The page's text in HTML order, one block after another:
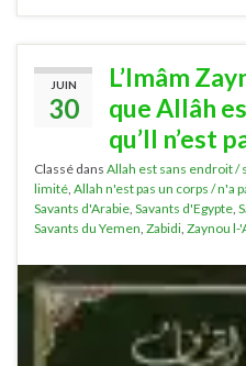
JUIN
30
L’Imâm
que Allâh
qu’Il n’est
Classé dans Allah est sans endroit /
limité, Allah n'est pas un corps / n'a
Savants d'Arabie, Savants d'Egypte,
Savants du Yemen, Zabidi, Zaynou l-